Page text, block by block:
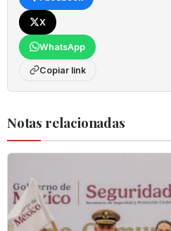
X
WhatsApp
Copiar link
Notas relacionadas